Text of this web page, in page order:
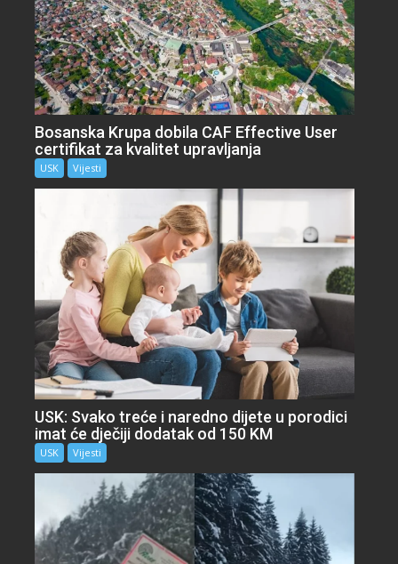
Bosanska Krupa dobila CAF Effective User
certifikat za kvalitet upravljanja
USK Vijesti
USK: Svako treće i naredno dijete u porodici
imat će dječiji dodatak od 150 KM
USK Vijesti